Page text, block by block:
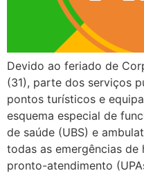
Devido ao feriado de
(31), parte dos serviços
pontos turísticos e
esquema especial de
de saúde (UBS) e
todas as emergências de
pronto-atendimento